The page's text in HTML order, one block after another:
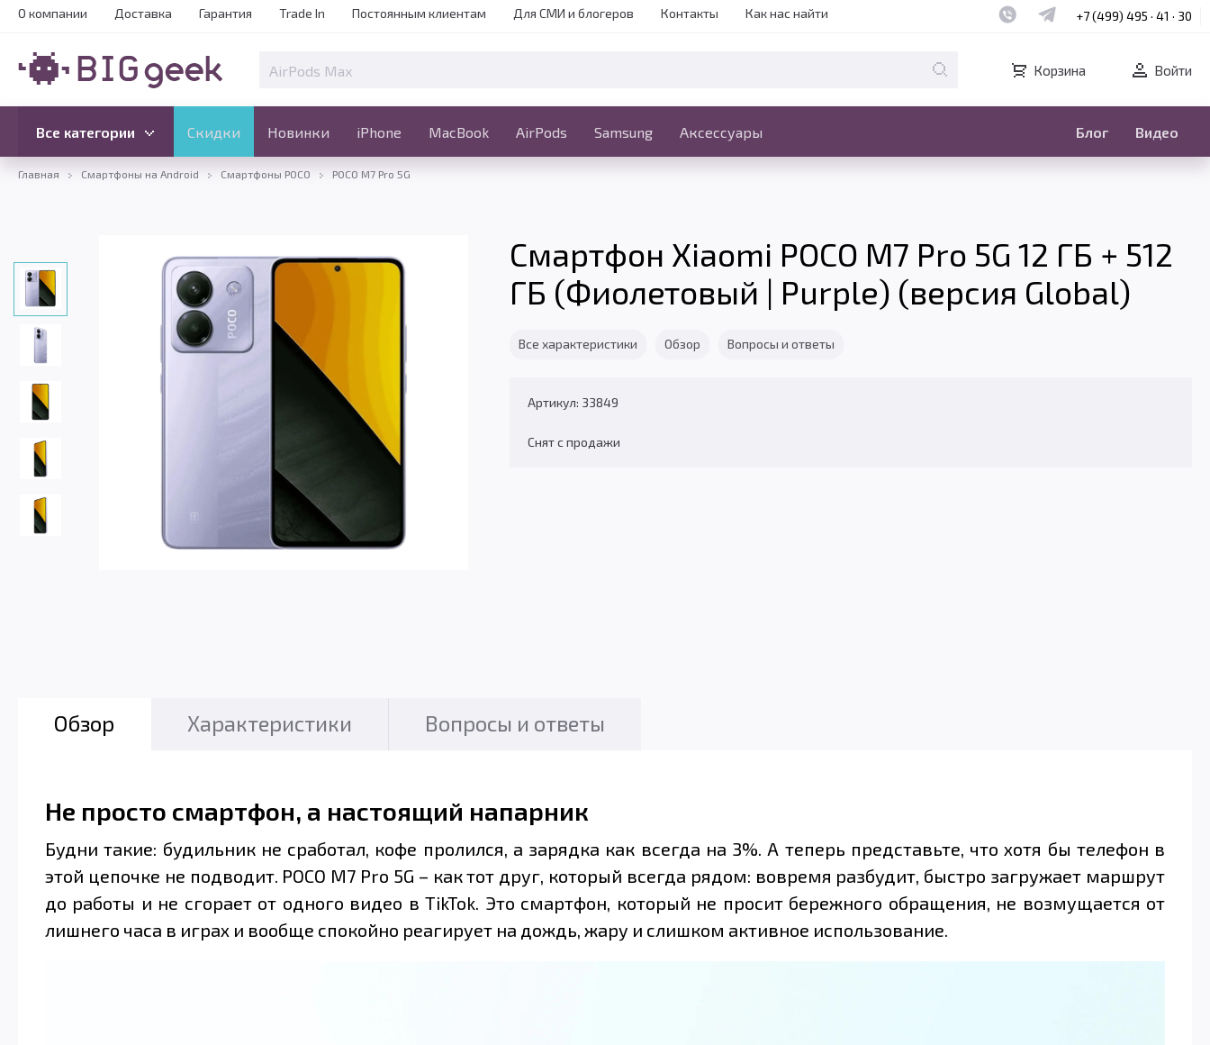
О компании Доставка Гарантия Trade In Постоянным клиентам Для СМИ и блогеров Контакты Как нас найти Наш whatsapp
Наш telegram
+7 (499) 495 · 41 · 30
Корзина Войти
Все категории Скидки Новинки iPhone MacBook AirPods Samsung Аксессуары Блог Видео
Скидки Новинки iPhone MacBook
Все категории Ещё
Главная Смартфоны на Android Смартфоны POCO POCO M7 Pro 5G
Смартфон Xiaomi POCO M7 Pro 5G 12 ГБ + 512
ГБ (Фиолетовый | Purple) (версия Global)
Все характеристики Обзор Вопросы и ответы
Артикул: 33849
Снят с продажи
Обзор Характеристики Вопросы и ответы
Не просто смартфон, а настоящий напарник
Будни такие: будильник не сработал, кофе пролился, а зарядка как всегда на 3%. А теперь представьте, что хотя бы телефон в
этой цепочке не подводит. POCO M7 Pro 5G – как тот друг, который всегда рядом: вовремя разбудит, быстро загружает маршрут
до работы и не сгорает от одного видео в TikTok. Это смартфон, который не просит бережного обращения, не возмущается от
лишнего часа в играх и вообще спокойно реагирует на дождь, жару и слишком активное использование.